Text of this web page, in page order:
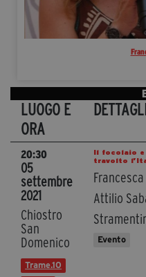
LUOGO E
ORA
DETTAGLI
20:30
05
settembre
2021
Chiostro
San
Domenico
Trame.10
Il focolaio e
travolto
Attilio
Evento